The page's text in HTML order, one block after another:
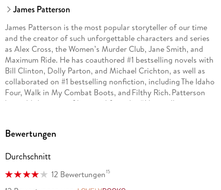
James Patterson
James Patterson is the most popular storyteller of our time
and the creator of such unforgettable characters and series
as Alex Cross, the Women’s Murder Club, Jane Smith, and
Maximum Ride. He has coauthored #1 bestselling novels with
Bill Clinton, Dolly Parton, and Michael Crichton, as well as
collaborated on #1 bestselling nonfiction, including The Idaho
Four, Walk in My Combat Boots, and Filthy Rich. Patterson
has told the story of his own life in the #1 bestselling
Literarian Award from the National Book Foundation, and
Bewertungen
Durchschnitt
12 Bewertungen15